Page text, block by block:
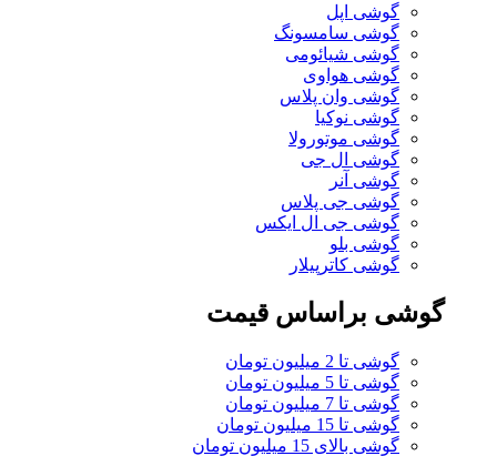
گوشی اپل
گوشی سامسونگ
گوشی شیائومی
گوشی هواوی
گوشی وان پلاس
گوشی نوکیا
گوشی موتورولا
گوشی ال جی
گوشی آنر
گوشی جی پلاس
گوشی جی ال ایکس
گوشی بلو
گوشی کاترپیلار
گوشی براساس قیمت
گوشی تا 2 میلیون تومان
گوشی تا 5 میلیون تومان
گوشی تا 7 میلیون تومان
گوشی تا 15 میلیون تومان
گوشی بالای 15 میلیون تومان